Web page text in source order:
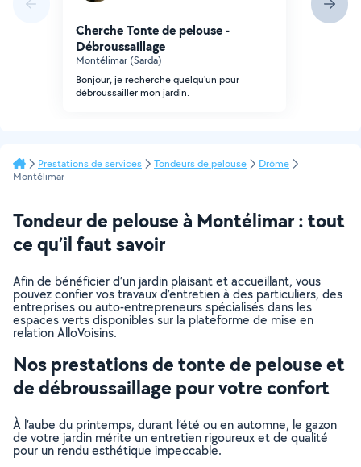
Cherche Tonte de pelouse -
Débroussaillage
Montélimar (Sarda)
Bonjour, je recherche quelqu'un pour
débroussailler mon jardin.
Prestations de services Tondeurs de pelouse
Drôme
Montélimar
Tondeur de pelouse à Montélimar : tout
ce qu’il faut savoir
Afin de bénéficier d’un jardin plaisant et accueillant, vous
pouvez confier vos travaux d’entretien à des particuliers, des
entreprises ou auto-entrepreneurs spécialisés dans les
espaces verts disponibles sur la plateforme de mise en
relation AlloVoisins.
Nos prestations de tonte de pelouse et
de débroussaillage pour votre confort
À l’aube du printemps, durant l’été ou en automne, le gazon
de votre jardin mérite un entretien rigoureux et de qualité
pour un rendu esthétique impeccable.